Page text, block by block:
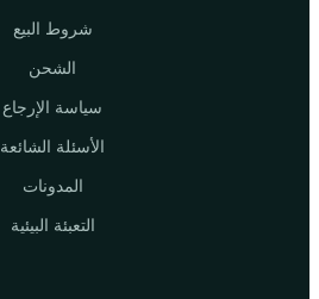
شروط البيع
الشحن
سياسة الإرجاع
الأسئلة الشائعة
المدونات
التعبئة البيئية